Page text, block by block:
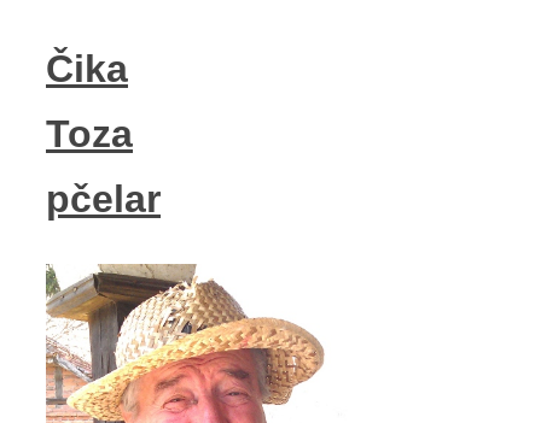
Čika
Toza
pčelar